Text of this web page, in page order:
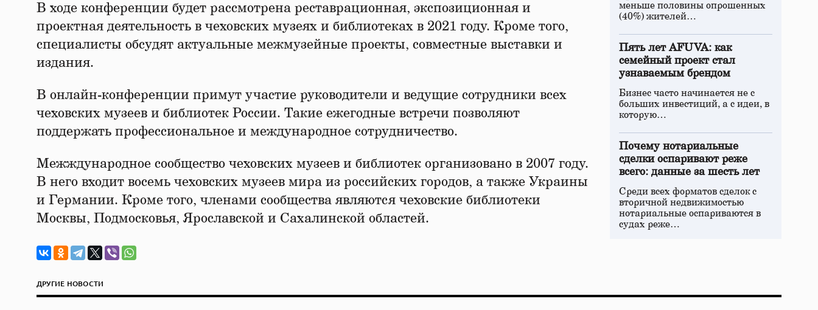
В ходе конференции будет рассмотрена реставрационная, экспозиционная и
проектная деятельность в чеховских музеях и библиотеках в 2021 году. Кроме того,
специалисты обсудят актуальные межмузейные проекты, совместные выставки и
издания.
В онлайн-конференции примут участие руководители и ведущие сотрудники всех
чеховских музеев и библиотек России. Такие ежегодные встречи позволяют
поддержать профессиональное и международное сотрудничество.
Межждународное сообщество чеховских музеев и библиотек организовано в 2007 году.
В него входит восемь чеховских музеев мира из российских городов, а также Украины
и Германии. Кроме того, членами сообщества являются чеховские библиотеки
Москвы, Подмосковья, Ярославской и Сахалинской областей.
меньше половины опрошенных
(40%) жителей…
Пять лет AFUVA: как
семейный проект стал
узнаваемым брендом
Бизнес часто начинается не с
больших инвестиций, а с идеи, в
которую…
Почему нотариальные
сделки оспаривают реже
всего: данные за шесть лет
Среди всех форматов сделок с
вторичной недвижимостью
нотариальные оспариваются в
судах реже…
ДРУГИЕ НОВОСТИ